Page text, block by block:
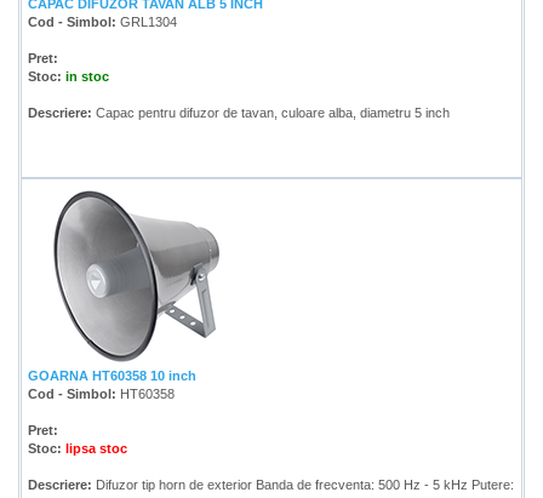
CAPAC DIFUZOR TAVAN ALB 5 INCH
Cod - Simbol: GRL1304
Pret:
Stoc: in stoc
Descriere: Capac pentru difuzor de tavan, culoare alba, diametru 5 inch
GOARNA HT60358 10 inch
Cod - Simbol: HT60358
Pret:
Stoc: lipsa stoc
Descriere: Difuzor tip horn de exterior Banda de frecventa: 500 Hz - 5 kHz Putere: